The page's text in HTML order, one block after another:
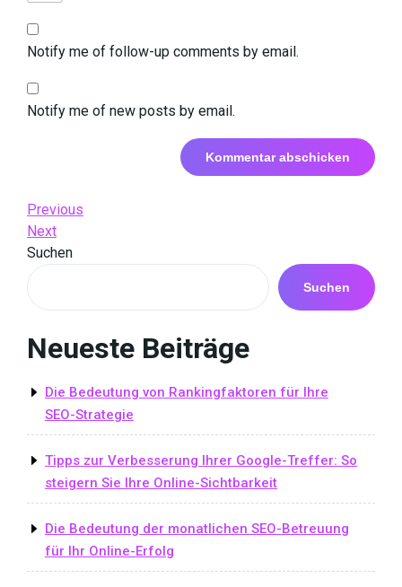
Notify me of follow-up comments by email.
Notify me of new posts by email.
Beitrags-
Navigation
Previous
Post
Previous
Next
Post
Next
Suchen
Suchen
Neueste Beiträge
Die Bedeutung von Rankingfaktoren für Ihre
SEO-Strategie
Tipps zur Verbesserung Ihrer Google-Treffer: So
steigern Sie Ihre Online-Sichtbarkeit
Die Bedeutung der monatlichen SEO-Betreuung
für Ihr Online-Erfolg